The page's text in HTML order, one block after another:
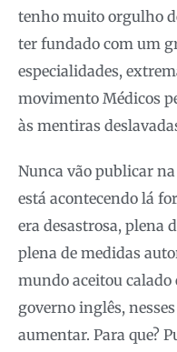
tenho muito orgulho
ter fundado com um
especialidades,
movimento Médicos
às mentiras
Nunca vão publicar
está acontecendo lá
era desastrosa, plena
plena de medidas
mundo aceitou calado
governo inglês,
aumentar. Para que?